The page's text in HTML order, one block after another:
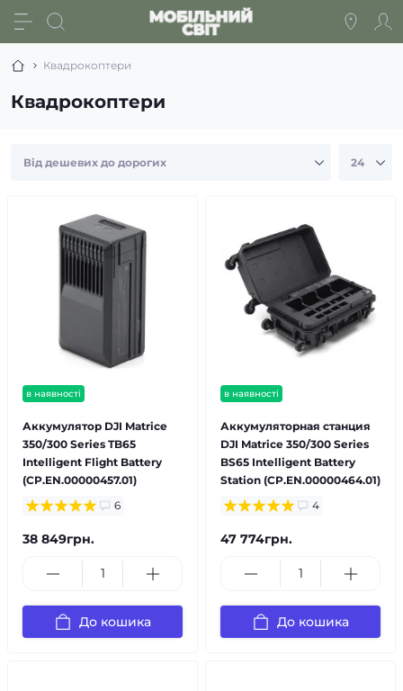
Квадрокоптери
Квадрокоптери
в наявності
Аккумулятор DJI Matrice
350/300 Series TB65
Intelligent Flight Battery
(CP.EN.00000457.01)
6
38 849грн.
До кошика
в наявності
Аккумуляторная станция
DJI Matrice 350/300 Series
BS65 Intelligent Battery
Station (CP.EN.00000464.01)
4
47 774грн.
До кошика